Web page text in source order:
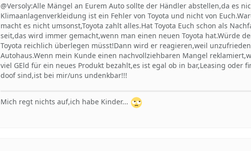
@Versoly:Alle Mängel an Eurem Auto sollte der Händler abstellen,da es
Klimaanlagenverkleidung ist ein Fehler von Toyota und nicht von
macht es nicht umsonst,Toyota zahlt alles.Hat Toyota Euch schon als
seit,das wird immer gemacht,wenn man einen neuen Toyota hat.Würde
Toyota reichlich überlegen müsst!Dann wird er reagieren,weil
Autohaus.Wenn mein Kunde einen nachvollziehbaren Mangel
viel GEld für ein neues Produkt bezahlt,es ist egal ob in bar,Leasing oder
doof sind,ist bei mir/uns undenkbar!!!
Mich regt nichts auf,ich habe Kinder...